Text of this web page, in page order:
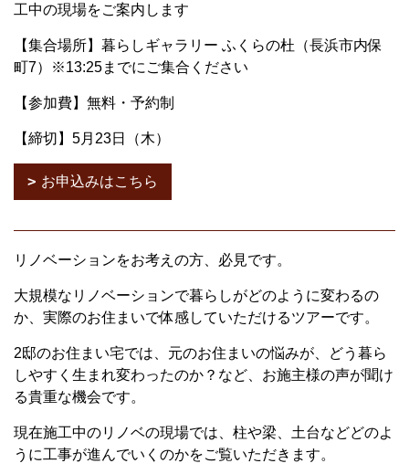
工中の現場をご案内します
【集合場所】暮らしギャラリー ふくらの杜（長浜市内保
町7）※13:25までにご集合ください
【参加費】無料・予約制
【締切】5月23日（木）
お申込みはこちら
リノベーションをお考えの方、必見です。
大規模なリノベーションで暮らしがどのように変わるの
か、実際のお住まいで体感していただけるツアーです。
2邸のお住まい宅では、元のお住まいの悩みが、どう暮ら
しやすく生まれ変わったのか？など、お施主様の声が聞け
る貴重な機会です。
現在施工中のリノベの現場では、柱や梁、土台などどのよ
うに工事が進んでいくのかをご覧いただきます。